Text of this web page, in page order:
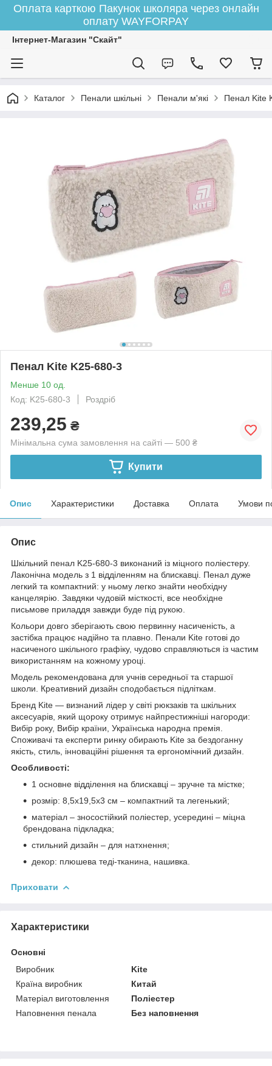
Оплата карткою Пакунок школяра через онлайн
оплату WAYFORPAY
Інтернет-Магазин "Скайт"
Каталог Пенали шкільні Пенали м'які Пенал Kite
Пенал Kite K25-680-3
Менше 10 од.
Код: K25-680-3
Роздріб
239,25 ₴
Мінімальна сума замовлення на сайті — 500 ₴
Купити
Опис Характеристики Доставка Оплата Умови
Опис
Шкільний пенал K25-680-3 виконаний із міцного поліестеру.
Лаконічна модель з 1 відділенням на блискавці. Пенал дуже
легкий та компактний: у ньому легко знайти необхідну
канцелярію. Завдяки чудовій місткості, все необхідне
письмове приладдя завжди буде під рукою.
Кольори довго зберігають свою первинну насиченість, а
застібка працює надійно та плавно. Пенали Kite готові до
насиченого шкільного графіку, чудово справляються із частим
використанням на кожному уроці.
Модель рекомендована для учнів середньої та старшої
школи. Креативний дизайн сподобається підліткам.
Бренд Kite — визнаний лідер у світі рюкзаків та шкільних
аксесуарів, який щороку отримує найпрестижніші нагороди:
Вибір року, Вибір країни, Українська народна премія.
Споживачі та експерти ринку обирають Kite за бездоганну
якість, стиль, інноваційні рішення та ергономічний дизайн.
Особливості:
1 основне відділення на блискавці – зручне та містке;
розмір: 8,5x19,5x3 см – компактний та легенький;
матеріал – зносостійкий поліестер, усередині – міцна
брендована підкладка;
стильний дизайн – для натхнення;
декор: плюшева теді-тканина, нашивка.
Приховати
Характеристики
Основні
Виробник
Kite
Країна виробник
Китай
Матеріал виготовлення
Поліестер
Наповнення пенала
Без наповнення